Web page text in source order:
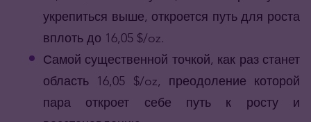
укрепиться выше, откроется путь для роста
вплоть до 16,05 $/oz.
Самой существенной точкой, как раз станет
область 16,05 $/oz, преодоление которой
пара откроет себе путь к росту и